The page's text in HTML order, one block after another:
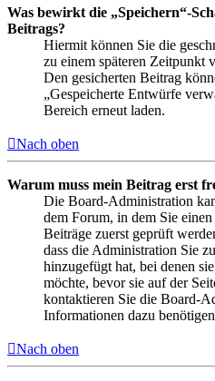
Was bewirkt die „Speichern“-
Beitrags?
Hiermit können Sie die
zu einem späteren Zeitpunkt
Den gesicherten Beitrag
„Gespeicherte Entwürfe
Bereich erneut laden.
Nach oben
Warum muss mein Beitrag erst
Die Board-Administration
dem Forum, in dem Sie
Beiträge zuerst geprüft
dass die Administration Sie
hinzugefügt hat, bei denen
möchte, bevor sie auf der
kontaktieren Sie die Board-
Informationen dazu
Nach oben